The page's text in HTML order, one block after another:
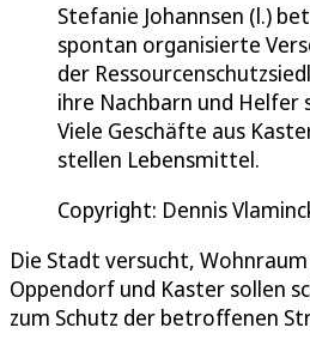
Stefanie Johannsen (l.)
spontan organisierte
der
ihre Nachbarn und Helfer
Viele Geschäfte aus
stellen Lebensmittel.
Copyright: Dennis
Die Stadt versucht,
Oppendorf und Kaster sollen
zum Schutz der betroffenen